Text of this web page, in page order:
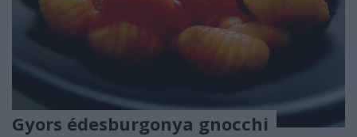
Gyors édesburgonya gnocchi